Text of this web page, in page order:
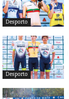
Desporto
Desporto